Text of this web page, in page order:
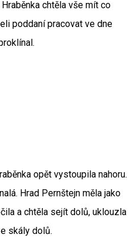
chtěla vše mít co
poddaní pracovat ve dne
opět vystoupila nahoru.
Hrad Pernštejn měla jako
a chtěla sejít dolů, uklouzla
skály dolů.